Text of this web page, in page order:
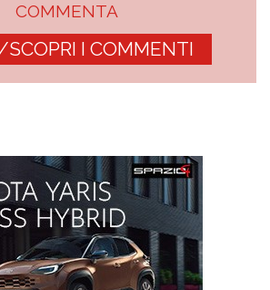
COMMENTA
SCOPRI I COMMENTI